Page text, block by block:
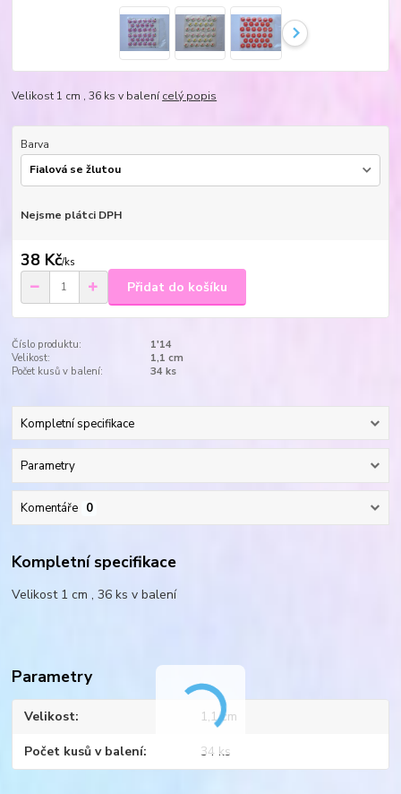
Velikost 1 cm , 36 ks v balenícelý popis
Barva
Nejsme plátci DPH
38 Kč/ks
Přidat do košíku
Číslo produktu:
1'14
Velikost:
1,1 cm
Počet kusů v balení:
34 ks
Kompletní specifikace
Parametry
Komentáře 0
Kompletní specifikace
Velikost 1 cm , 36 ks v balení
Parametry
Velikost 1,1 cm
Počet kusů v balení 34 ks